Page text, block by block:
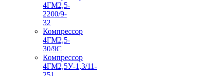
4ГМ2,5-
2200/9-
32
Компрессор
4ГМ2,5-
30/9С
Компрессор
4ГМ2,5У-1,3/11-